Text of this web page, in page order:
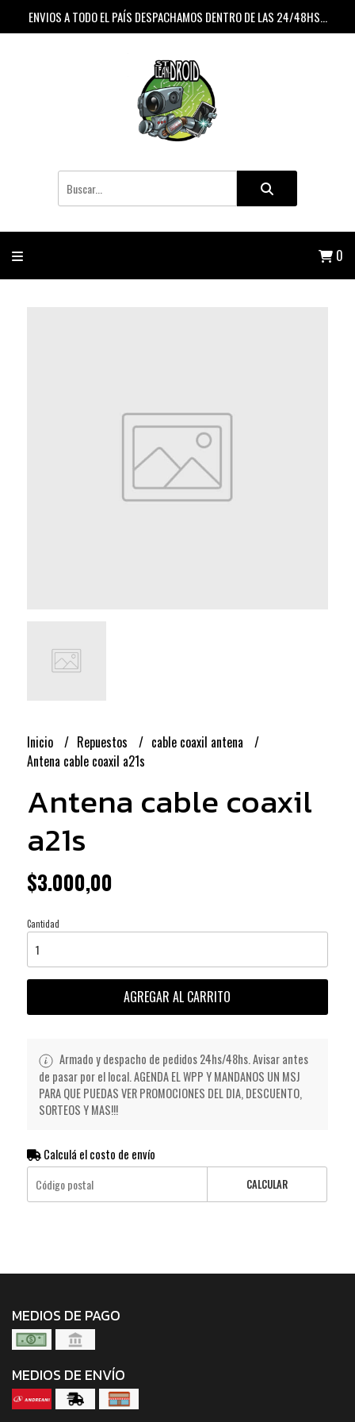
ENVIOS A TODO EL PAÍS DESPACHAMOS DENTRO DE LAS 24/48HS...
0
Inicio Repuestos
cable coaxil antena
Antena cable coaxil a21s
Antena cable coaxil
a21s
$3.000,00
Cantidad
AGREGAR AL CARRITO
Armado y despacho de pedidos 24hs/48hs. Avisar antes
de pasar por el local. AGENDA EL WPP Y MANDANOS UN MSJ
PARA QUE PUEDAS VER PROMOCIONES DEL DIA, DESCUENTO,
SORTEOS Y MAS!!!
Calculá el costo de envío
CALCULAR
MEDIOS DE PAGO
MEDIOS DE ENVÍO